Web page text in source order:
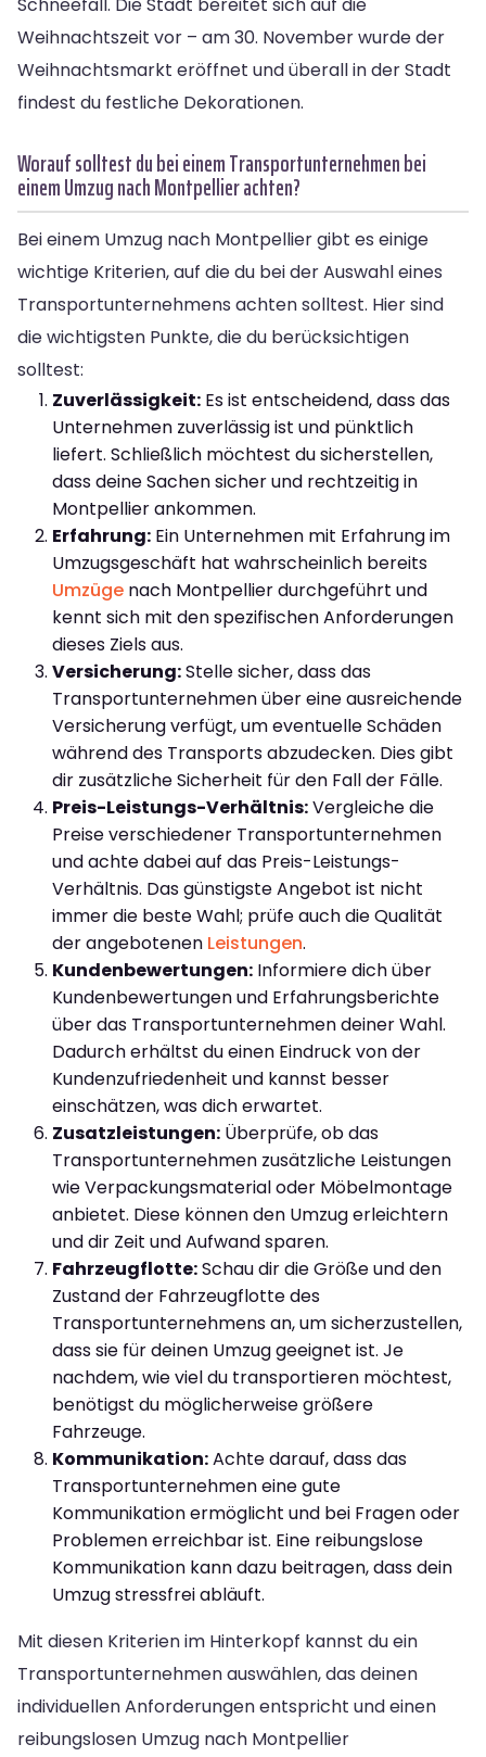
Weihnachtszeit vor – am 30. November wurde der
Weihnachtsmarkt eröffnet und überall in der Stadt
findest du festliche Dekorationen.
Worauf solltest du bei einem Transportunternehmen bei
einem Umzug nach Montpellier achten?
Bei einem Umzug nach Montpellier gibt es einige
wichtige Kriterien, auf die du bei der Auswahl eines
Transportunternehmens achten solltest. Hier sind
die wichtigsten Punkte, die du berücksichtigen
solltest:
Zuverlässigkeit: Es ist entscheidend, dass das
Unternehmen zuverlässig ist und pünktlich
liefert. Schließlich möchtest du sicherstellen,
dass deine Sachen sicher und rechtzeitig in
Montpellier ankommen.
Erfahrung: Ein Unternehmen mit Erfahrung im
Umzugsgeschäft hat wahrscheinlich bereits
Umzüge nach Montpellier durchgeführt und
kennt sich mit den spezifischen Anforderungen
dieses Ziels aus.
Versicherung:Stelle sicher, dass das
Transportunternehmen über eine ausreichende
Versicherung verfügt, um eventuelle Schäden
während des Transports abzudecken. Dies gibt
dir zusätzliche Sicherheit für den Fall der Fälle.
Preis-Leistungs-Verhältnis:Vergleiche die
Preise verschiedener Transportunternehmen
und achte dabei auf das Preis-Leistungs-
Verhältnis. Das günstigste Angebot ist nicht
immer die beste Wahl; prüfe auch die Qualität
der angebotenen Leistungen.
Kundenbewertungen: Informiere dich über
Kundenbewertungen und Erfahrungsberichte
über das Transportunternehmen deiner Wahl.
Dadurch erhältst du einen Eindruck von der
Kundenzufriedenheit und kannst besser
einschätzen, was dich erwartet.
Zusatzleistungen: Überprüfe, ob das
Transportunternehmen zusätzliche Leistungen
wie Verpackungsmaterial oder Möbelmontage
anbietet. Diese können den Umzug erleichtern
und dir Zeit und Aufwand sparen.
Fahrzeugflotte:Schau dir die Größe und den
Zustand der Fahrzeugflotte des
Transportunternehmens an, um sicherzustellen,
dass sie für deinen Umzug geeignet ist. Je
nachdem, wie viel du transportieren möchtest,
benötigst du möglicherweise größere
Fahrzeuge.
Kommunikation:Achte darauf, dass das
Transportunternehmen eine gute
Kommunikation ermöglicht und bei Fragen oder
Problemen erreichbar ist. Eine reibungslose
Kommunikation kann dazu beitragen, dass dein
Umzug stressfrei abläuft.
Mit diesen Kriterien im Hinterkopf kannst du ein
Transportunternehmen auswählen, das deinen
individuellen Anforderungen entspricht und einen
reibungslosen Umzug nach Montpellier